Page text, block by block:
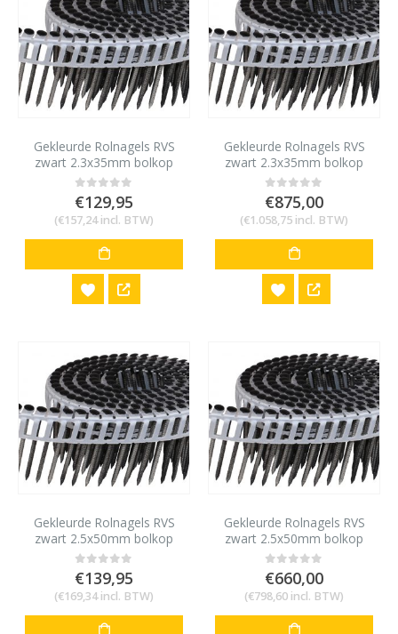
Gekleurde Rolnagels RVS
zwart 2.3x35mm bolkop
1200 stuks
0out of 5
€129,95
(€157,24incl. BTW)
Gekleurde Rolnagels RVS
zwart 2.3x35mm bolkop
8400 stuks
0out of 5
€875,00
(€1.058,75 incl. BTW)
Gekleurde Rolnagels RVS
zwart 2.5x50mm bolkop
1200 stuks
0out of 5
€139,95
(€169,34incl. BTW)
Gekleurde Rolnagels RVS
zwart 2.5x50mm bolkop
6000 stuks
0out of 5
€660,00
(€798,60 incl. BTW)